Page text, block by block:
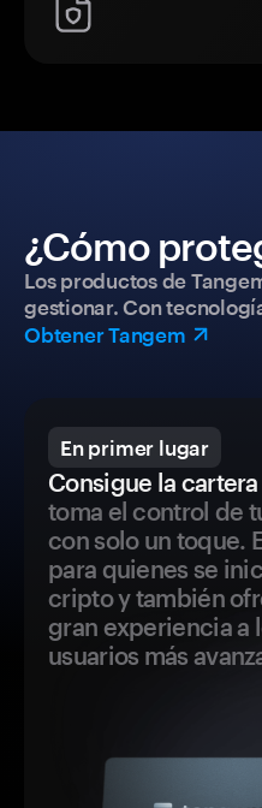
¿Cómo
Los productos de
gestionar. Con
Obtener Tangem
En primer lugar
Consigue la
toma el control de
con solo un toque.
para quienes se
cripto y también
gran experiencia a
usuarios más